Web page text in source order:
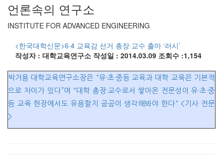
언론속의 연구소
INSTITUTE FOR ADVANCED ENGINEERING
<한국대학신문>6·4 교육감 선거 총장·교수 출마 ‘러시’
작성자 : 대학교육연구소 작성일 : 2014.03.09 조회수 :1,154
박거용 대학교육연구소장은 “유·초·중등 교육과 대학 교육은 기본적
으로 차이가 있다”며 “대학 총장·교수로서 쌓아온 전문성이 유·초·중
등 교육 현장에서도 유용할지 곰곰이 생각해봐야 한다" <기사 전문
>